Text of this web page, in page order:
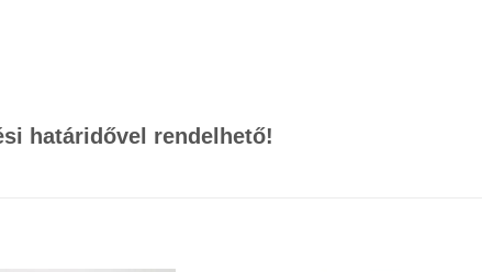
határidővel rendelhető!